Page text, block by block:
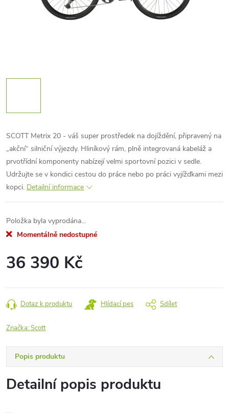
SCOTT Metrix 20 - váš super prostředek na dojíždění, připravený na
„akční“ silniční výjezdy. Hliníkový rám, plně integrovaná kabeláž a
prvotřídní komponenty nabízejí velmi sportovní pozici v sedle.
Udržujte se v kondici cestou do práce nebo po práci vyjížďkami mezi
kopci. Detailní informace
Položka byla vyprodána…
Momentálně nedostupné
36 390 Kč
cena:
Dotaz k produktu Hlídací pes Sdílet
Značka:Scott
Popis produktu
Detailní popis produktu